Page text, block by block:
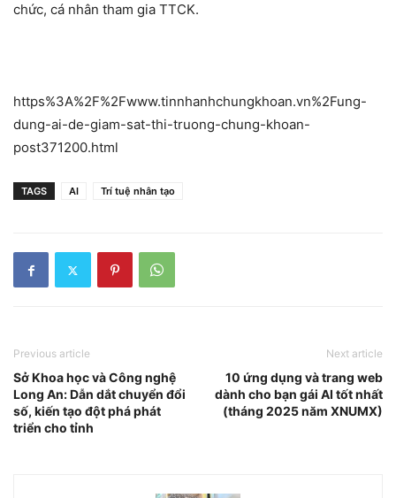
chức, cá nhân tham gia TTCK.
https%3A%2F%2Fwww.tinnhanhchungkhoan.vn%2Fung-
dung-ai-de-giam-sat-thi-truong-chung-khoan-
post371200.html
TAGS AI Trí tuệ nhân tạo
Previous article
Sở Khoa học và Công nghệ
Long An: Dẫn dắt chuyển đổi
số, kiến tạo đột phá phát
triển cho tỉnh
Next article
10 ứng dụng và trang web
dành cho bạn gái AI tốt nhất
(tháng 2025 năm XNUMX)